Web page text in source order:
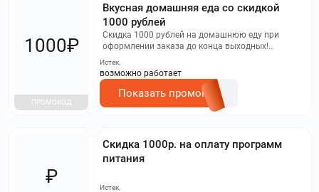
Вкусная домашняя еда со скидкой
1000 рублей
Скидка 1000 рублей на домашнюю еду при
оформлении заказа до конца выходных!
Воспользуйтесь промокодом
PRIEM_WEEKEND_SALE. Акция действует до
20.07.26 и не совместима с оплатой картами
ТБанка. Действует только для линеек питания
Приём 2, Приём 3, Приём 4, Приём 5.
1000₽
ПРОМОКОД
Истек,
возможно работает
Показать промокод
Скидка 1000р. на оплату программ
питания
₽
Истек,